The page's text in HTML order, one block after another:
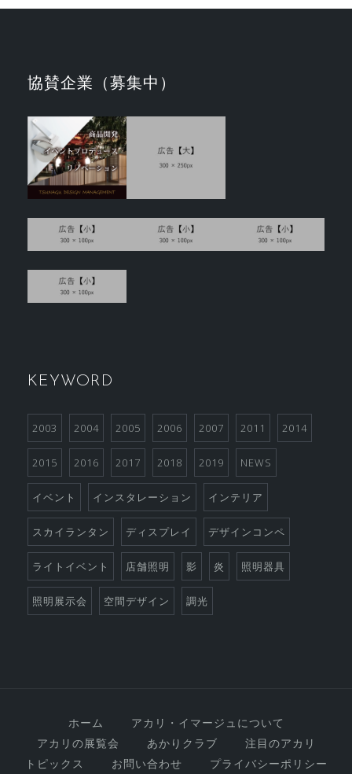
協賛企業（募集中）
KEYWORD
2003 2004 2005 2006 2007 2011 2014
2015 2016 2017 2018 2019 NEWS
イベント インスタレーション インテリア
スカイランタン ディスプレイ デザインコンペ
ライトイベント 店舗照明 影 炎 照明器具
照明展示会 空間デザイン 調光
ホーム
アカリ・イマージュについて
アカリの展覧会
あかりクラブ
注目のアカリ
トピックス
お問い合わせ プライバシーポリシー